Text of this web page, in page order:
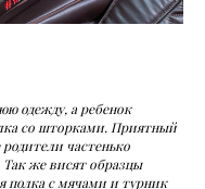
одежду, а ребенок
со шторками. Приятный
частенько
же висят образцы
с мячами и турник